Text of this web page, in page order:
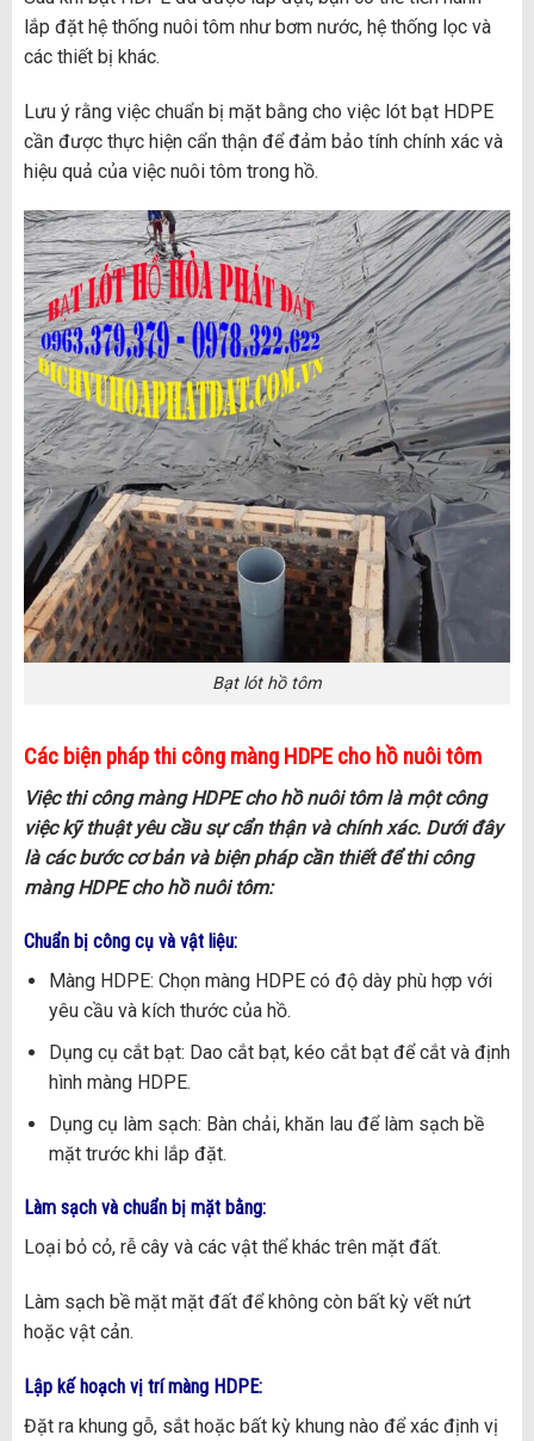
lắp đặt hệ thống nuôi tôm như bơm nước, hệ thống lọc và
các thiết bị khác.
Lưu ý rằng việc chuẩn bị mặt bằng cho việc lót bạt HDPE
cần được thực hiện cẩn thận để đảm bảo tính chính xác và
hiệu quả của việc nuôi tôm trong hồ.
Bạt lót hồ tôm
Các biện pháp thi công màng HDPE cho hồ nuôi tôm
Việc thi công màng HDPE cho hồ nuôi tôm là một công
việc kỹ thuật yêu cầu sự cẩn thận và chính xác. Dưới đây
là các bước cơ bản và biện pháp cần thiết để thi công
màng HDPE cho hồ nuôi tôm:
Chuẩn bị công cụ và vật liệu:
Màng HDPE: Chọn màng HDPE có độ dày phù hợp với
yêu cầu và kích thước của hồ.
Dụng cụ cắt bạt: Dao cắt bạt, kéo cắt bạt để cắt và định
hình màng HDPE.
Dụng cụ làm sạch: Bàn chải, khăn lau để làm sạch bề
mặt trước khi lắp đặt.
Làm sạch và chuẩn bị mặt bằng:
Loại bỏ cỏ, rễ cây và các vật thể khác trên mặt đất.
Làm sạch bề mặt mặt đất để không còn bất kỳ vết nứt
hoặc vật cản.
Lập kế hoạch vị trí màng HDPE:
Đặt ra khung gỗ, sắt hoặc bất kỳ khung nào để xác định vị